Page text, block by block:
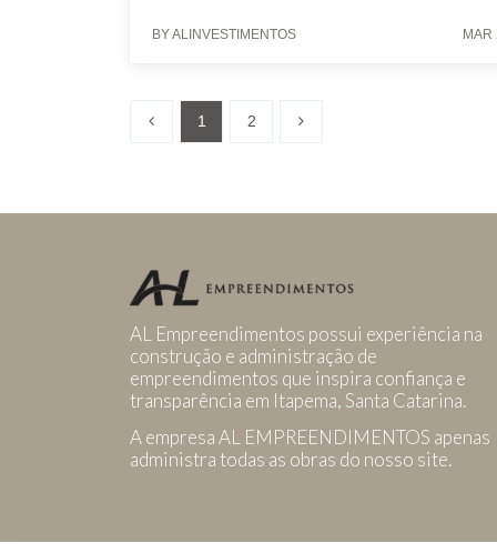
BY ALINVESTIMENTOS MAR
1 2
AL Empreendimentos possui experiência na
construção e administração de
empreendimentos que inspira confiança e
transparência em Itapema, Santa Catarina.
A empresa AL EMPREENDIMENTOS apenas
administra todas as obras do nosso site.